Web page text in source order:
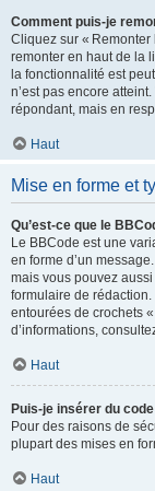
Comment puis-je
Cliquez sur «
remonter en haut de la
la fonctionnalité est
n’est pas encore
répondant, mais en
Haut
Mise en forme et
Qu’est-ce que le
Le BBCode est une
en forme d’un
mais vous pouvez
formulaire de
entourées de crochets
d’informations,
Haut
Puis-je insérer du code
Pour des raisons de
plupart des mises en
Haut